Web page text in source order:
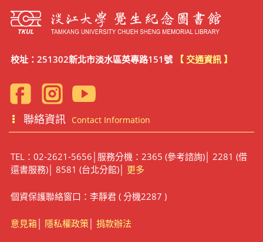
校址：251302新北市淡水區英專路151號 【 交通資訊 】
聯絡資訊 Contact Information
TEL：02-2621-5656│服務分機：2365 (參考諮詢)│ 2281 (借
還書服務)│ 8581 (台北分館)│ 更多
個資保護聯絡窗口：李靜君 ( 分機2287 )
意見箱│ 隱私權政策│ 捐款辦法